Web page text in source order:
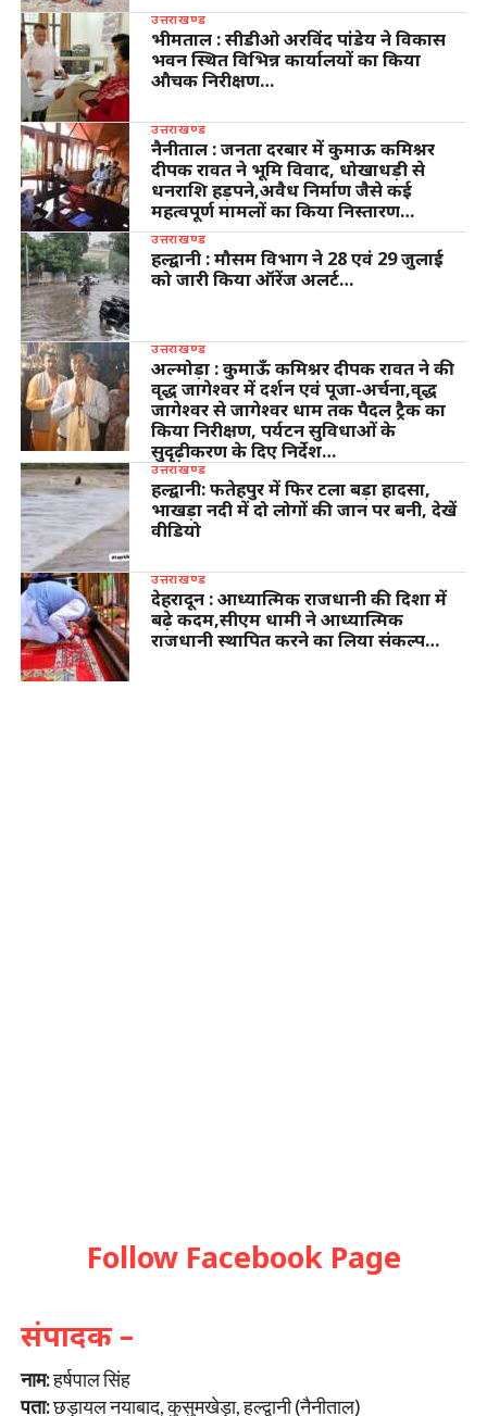
उत्तराखण्ड
भीमताल : सीडीओ अरविंद पांडेय ने विकास
भवन स्थित विभिन्न कार्यालयों का किया
औचक निरीक्षण…
उत्तराखण्ड
नैनीताल : जनता दरबार में कुमाऊ कमिश्नर
दीपक रावत ने भूमि विवाद, धोखाधड़ी से
धनराशि हड़पने,अवैध निर्माण जैसे कई
महत्वपूर्ण मामलों का किया निस्तारण…
उत्तराखण्ड
हल्द्वानी : मौसम विभाग ने 28 एवं 29 जुलाई
को जारी किया ऑरेंज अलर्ट…
उत्तराखण्ड
अल्मोड़ा : कुमाऊँ कमिश्नर दीपक रावत ने की
वृद्ध जागेश्वर में दर्शन एवं पूजा-अर्चना,वृद्ध
जागेश्वर से जागेश्वर धाम तक पैदल ट्रैक का
किया निरीक्षण, पर्यटन सुविधाओं के
सुदृढ़ीकरण के दिए निर्देश…
उत्तराखण्ड
हल्द्वानी: फतेहपुर में फिर टला बड़ा हादसा,
भाखड़ा नदी में दो लोगों की जान पर बनी, देखें
वीडियो
उत्तराखण्ड
देहरादून : आध्यात्मिक राजधानी की दिशा में
बढ़े कदम,सीएम धामी ने आध्यात्मिक
राजधानी स्थापित करने का लिया संकल्प…
Follow Facebook Page
संपादक –
नाम:हर्षपाल सिंह
पता:छड़ायल नयाबाद, कुसुमखेड़ा, हल्द्वानी (नैनीताल)